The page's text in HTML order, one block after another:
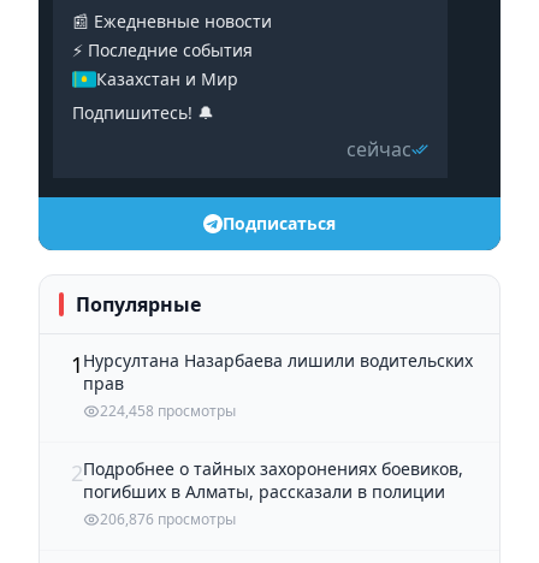
📰 Ежедневные новости
⚡️ Последние события
Казахстан и Мир
Подпишитесь! 🔔
сейчас
Подписаться
Популярные
1 Нурсултана Назарбаева лишили водительских
прав
224,458 просмотры
2Подробнее о тайных захоронениях боевиков,
погибших в Алматы, рассказали в полиции
206,876 просмотры